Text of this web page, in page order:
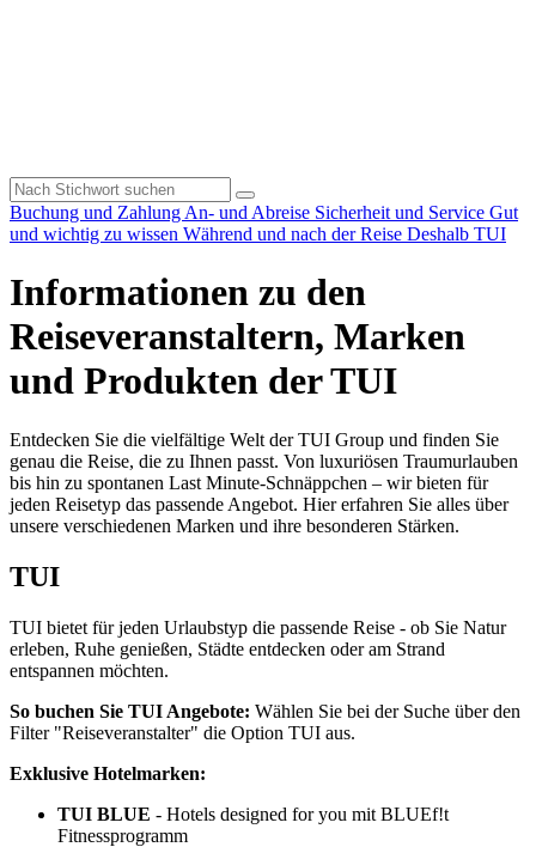
Buchung und Zahlung An- und Abreise Sicherheit und Service Gut
und wichtig zu wissen Während und nach der Reise Deshalb TUI
Informationen zu den
Reiseveranstaltern, Marken
und Produkten der TUI
Entdecken Sie die vielfältige Welt der TUI Group und finden Sie
genau die Reise, die zu Ihnen passt. Von luxuriösen Traumurlauben
bis hin zu spontanen Last Minute-Schnäppchen – wir bieten für
jeden Reisetyp das passende Angebot. Hier erfahren Sie alles über
unsere verschiedenen Marken und ihre besonderen Stärken.
TUI
TUI bietet für jeden Urlaubstyp die passende Reise - ob Sie Natur
erleben, Ruhe genießen, Städte entdecken oder am Strand
entspannen möchten.
So buchen Sie TUI Angebote: Wählen Sie bei der Suche über den
Filter "Reiseveranstalter" die Option TUI aus.
Exklusive Hotelmarken:
TUI BLUE - Hotels designed for you mit BLUEf!t
Fitnessprogramm